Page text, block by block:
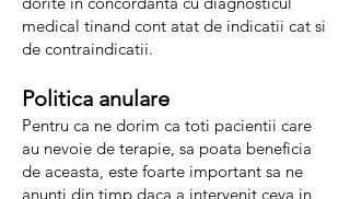
medical tinand cont atat de indicatii cat si
de contraindicatii.
Politica anulare
Pentru ca ne dorim ca toti pacientii care
au nevoie de terapie, sa poata beneficia
de aceasta, este foarte important sa ne
anunti din timp daca a intervenit ceva in